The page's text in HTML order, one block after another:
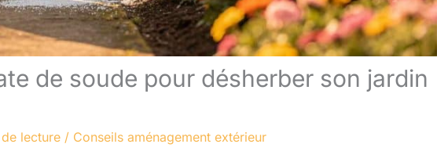
de soude pour désherber son jardin
lecture / Conseils aménagement extérieur